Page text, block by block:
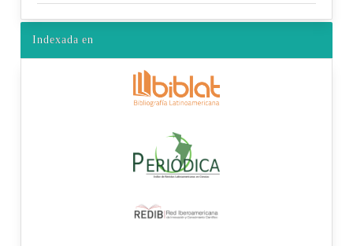
Indexada en